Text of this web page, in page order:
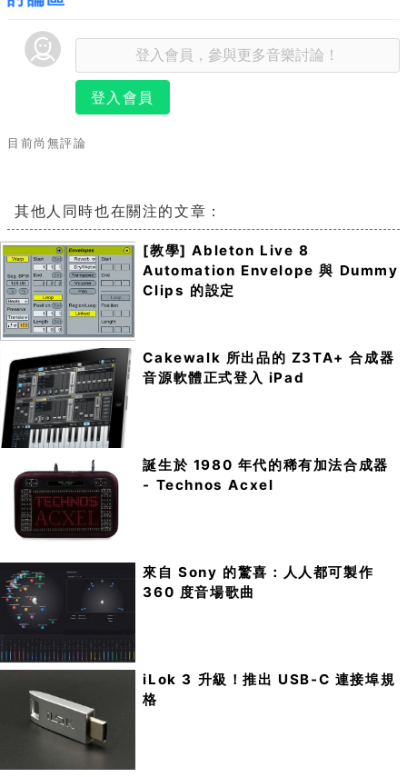
登入會員
目前尚無評論
其他人同時也在關注的文章：
[教學] Ableton Live 8
Automation Envelope 與 Dummy
Clips 的設定
Cakewalk 所出品的 Z3TA+ 合成器
音源軟體正式登入 iPad
誕生於 1980 年代的稀有加法合成器
- Technos Acxel
來自 Sony 的驚喜：人人都可製作
360 度音場歌曲
iLok 3 升級！推出 USB-C 連接埠規
格